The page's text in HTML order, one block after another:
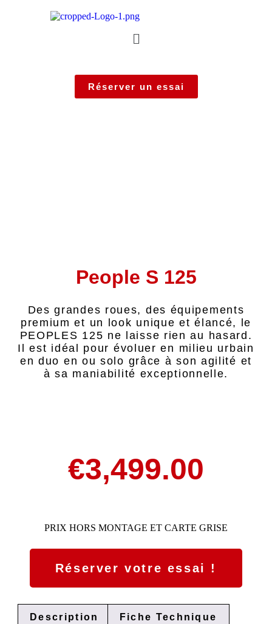
Réserver un essai
People S 125
Des grandes roues, des équipements
premium et un look unique et élancé, le
PEOPLES 125 ne laisse rien au hasard.
Il est idéal pour évoluer en milieu urbain
en duo en ou solo grâce à son agilité et
à sa maniabilité exceptionnelle.
€3,499.00
PRIX HORS MONTAGE ET CARTE GRISE
Réserver votre essai !
Description Fiche Technique